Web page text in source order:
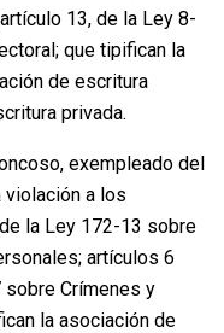
13, de la Ley 8-
que tipifican la
de escritura
privada.
exempleado del
a los
la Ley 172-13 sobre
artículos 6
sobre Crímenes y
la asociación de